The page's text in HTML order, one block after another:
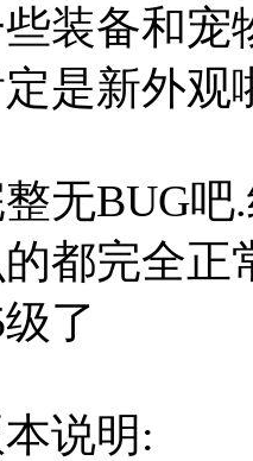
装备和宠
是新外观
无BUG
都完全正
了
说明: